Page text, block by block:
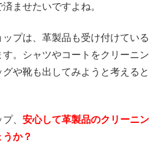
ませたいですよね。
プは、革製品も受け付けている
。シャツやコートをクリーニン
や靴も出してみようと考えると
、 安心して革製品のクリーニン
か？